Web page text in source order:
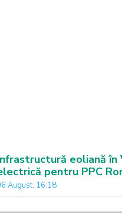
eoliană în
pentru PPC
August, 16:18